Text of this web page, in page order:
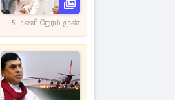
5 மணி நேரம் முன்